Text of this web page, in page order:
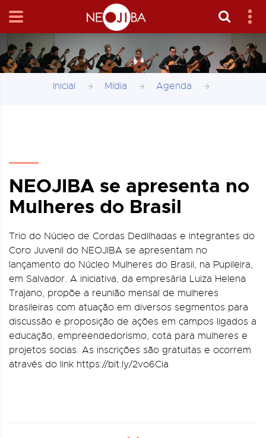
Inicial Mídia Agenda
NEOJIBA se apresenta no
Mulheres do Brasil
Trio do Núcleo de Cordas Dedilhadas e integrantes do
Coro Juvenil do NEOJIBA se apresentam no
lançamento do Núcleo Mulheres do Brasil, na Pupileira,
em Salvador. A iniciativa, da empresária Luiza Helena
Trajano, propõe a reunião mensal de mulheres
brasileiras com atuação em diversos segmentos para
discussão e proposição de ações em campos ligados a
educação, empreendedorismo, cota para mulheres e
projetos socias. As inscrições são gratuitas e ocorrem
através do link https://bit.ly/2vo6Cia